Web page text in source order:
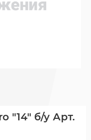
"14" б/у Арт.